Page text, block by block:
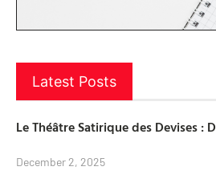
Latest Posts
Le Théâtre Satirique des Devises :
December 2, 2025